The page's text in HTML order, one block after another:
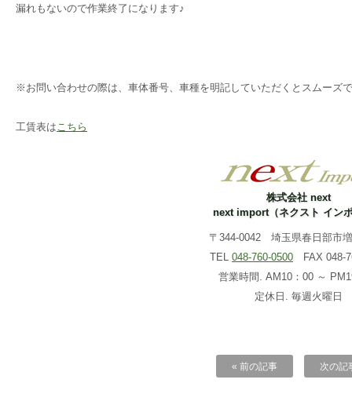
漏れもないので作業終了になります♪
※お問い合わせの際は、車体番号、車種を明記していただくとスムーズ
工賃表はこちら
株式会社 next
next import（ネクスト イン
〒344-0042 埼玉県春日部市
TEL 048-760-0500 FAX 048-
営業時間. AM10：00 ～
定休日. 毎週火曜日
« 前の記事 次の記